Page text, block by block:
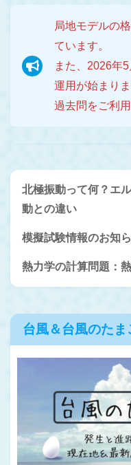
局地モデルの
ています。
また、2026年
運用が始まりま
過去問をご利
北極振動って何？エ
動との違い
模擬試験情報のお知
熱力学の計算問題：
台風＆台風のたま